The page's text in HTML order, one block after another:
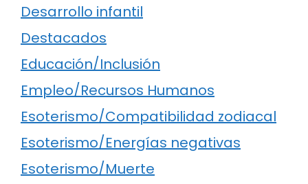
Desarrollo infantil
Destacados
Educación/Inclusión
Empleo/Recursos Humanos
Esoterismo/Compatibilidad zodiacal
Esoterismo/Energías negativas
Esoterismo/Muerte